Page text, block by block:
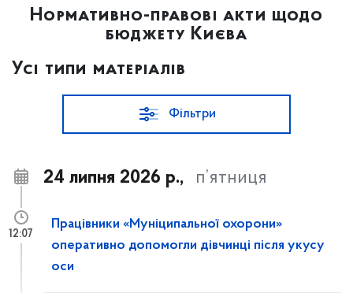
Нормативно-правові акти щодо
бюджету Києва
Усі типи матеріалів
Фільтри
24 липня 2026 р., п’ятниця
Працівники «Муніципальної охорони»
оперативно допомогли дівчинці після укусу
оси
12:07